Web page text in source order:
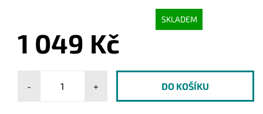
SKLADEM
1 049 Kč
- +